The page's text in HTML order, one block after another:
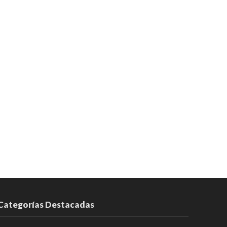
Destacadas